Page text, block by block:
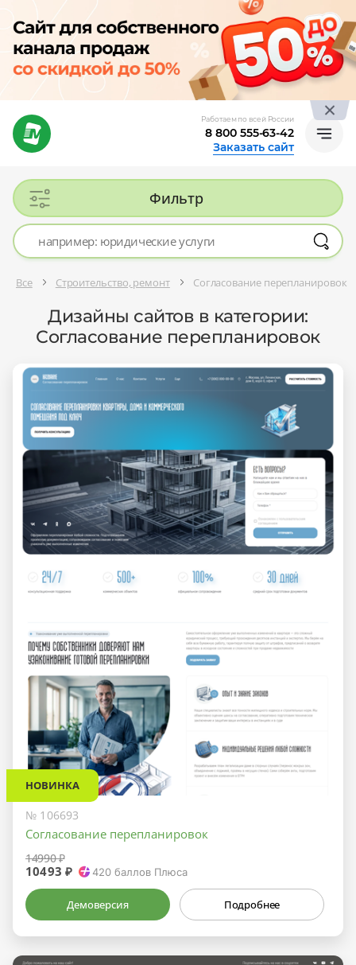
Работаем по всей России
8 800 555-63-42
Заказать сайт
Фильтр
Все Строительство, ремонт Согласование перепланировок
Дизайны сайтов в категории:
Согласование перепланировок
НОВИНКА
№ 106693
Согласование перепланировок
14990 ₽
10493 ₽ 420 баллов Плюса
Демоверсия Подробнее